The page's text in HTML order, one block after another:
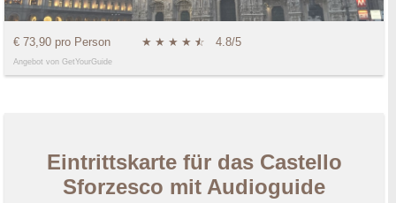
€ 73,90 pro Person ★ ★ ★ ★ ★
☆ 4.8/5
Angebot von GetYourGuide
Eintrittskarte für das Castello
Sforzesco mit Audioguide